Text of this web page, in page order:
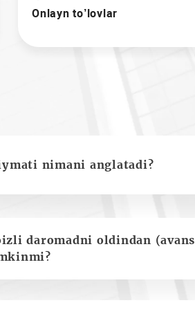
Onlayn to’lovlar
nimani anglatadi?
daromadni oldindan (avans